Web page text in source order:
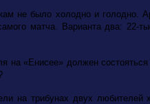
не было холодно и голодно.
матча. Варианта два: 22-
«Енисее» должен
на трибунах двух любителей